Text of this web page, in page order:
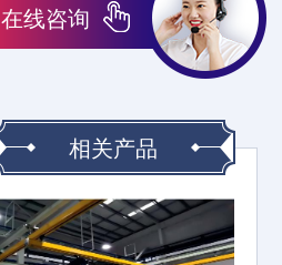
在线咨询
相关产品